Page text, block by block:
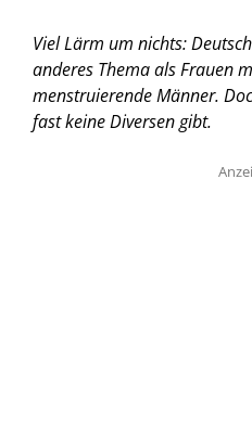
Viel Lärm um nichts:
anderes Thema als Frauen
menstruierende Männer.
fast keine Diversen gibt.